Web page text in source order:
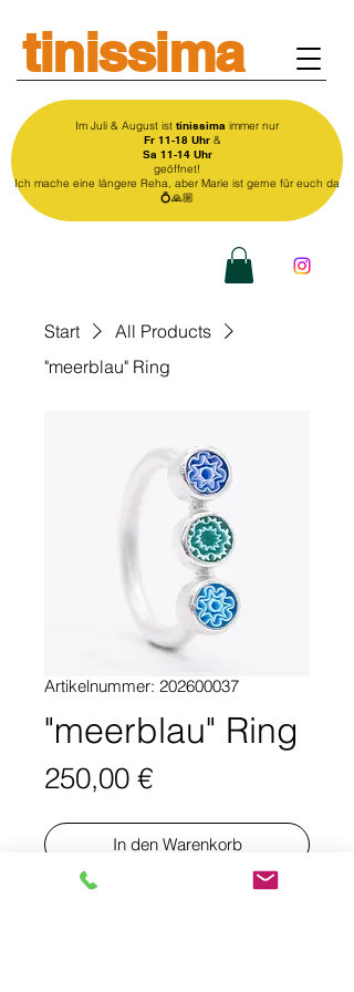
tinissima
Im Juli & August ist tinissima immer nur
Fr 11-18 Uhr&
Sa 11-14 Uhr
geöffnet!
Ich mache eine längere Reha, aber Marie ist gerne für euch da
💍🙏🏼
Start
All Products
"meerblau" Ring
Artikelnummer: 202600037
"meerblau" Ring
250,00 €Preis
In den Warenkorb